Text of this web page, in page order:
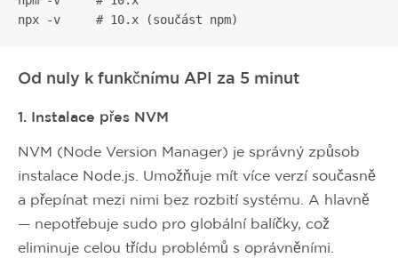
npx -v     # 10.x (součást npm)
Od nuly k funkčnímu API za 5 minut
1. Instalace přes NVM
NVM (Node Version Manager) je správný způsob
instalace Node.js. Umožňuje mít více verzí současně
a přepínat mezi nimi bez rozbití systému. A hlavně
— nepotřebuje sudo pro globální balíčky, což
eliminuje celou třídu problémů s oprávněními.